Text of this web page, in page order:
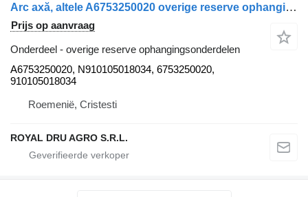
Arc axă, altele A6753250020 overige reserve ophangingsonderdelen voor Mercedes-Benz Atego 2 815 vrachtwagen
Prijs op aanvraag
Onderdeel - overige reserve ophangingsonderdelen
A6753250020, N910105018034, 6753250020,
910105018034
Roemenië, Cristesti
ROYAL DRU AGRO S.R.L.